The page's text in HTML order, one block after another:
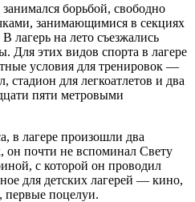
борьбой, свободно
занимающимися в секциях
лагерь на лето съезжались
Для этих видов спорта в лагере
условия для тренировок —
стадион для легкоатлетов и два
пяти метровыми
в лагере произошли два
почти не вспоминал Свету
с которой он проводил
для детских лагерей — кино,
первые поцелуи.